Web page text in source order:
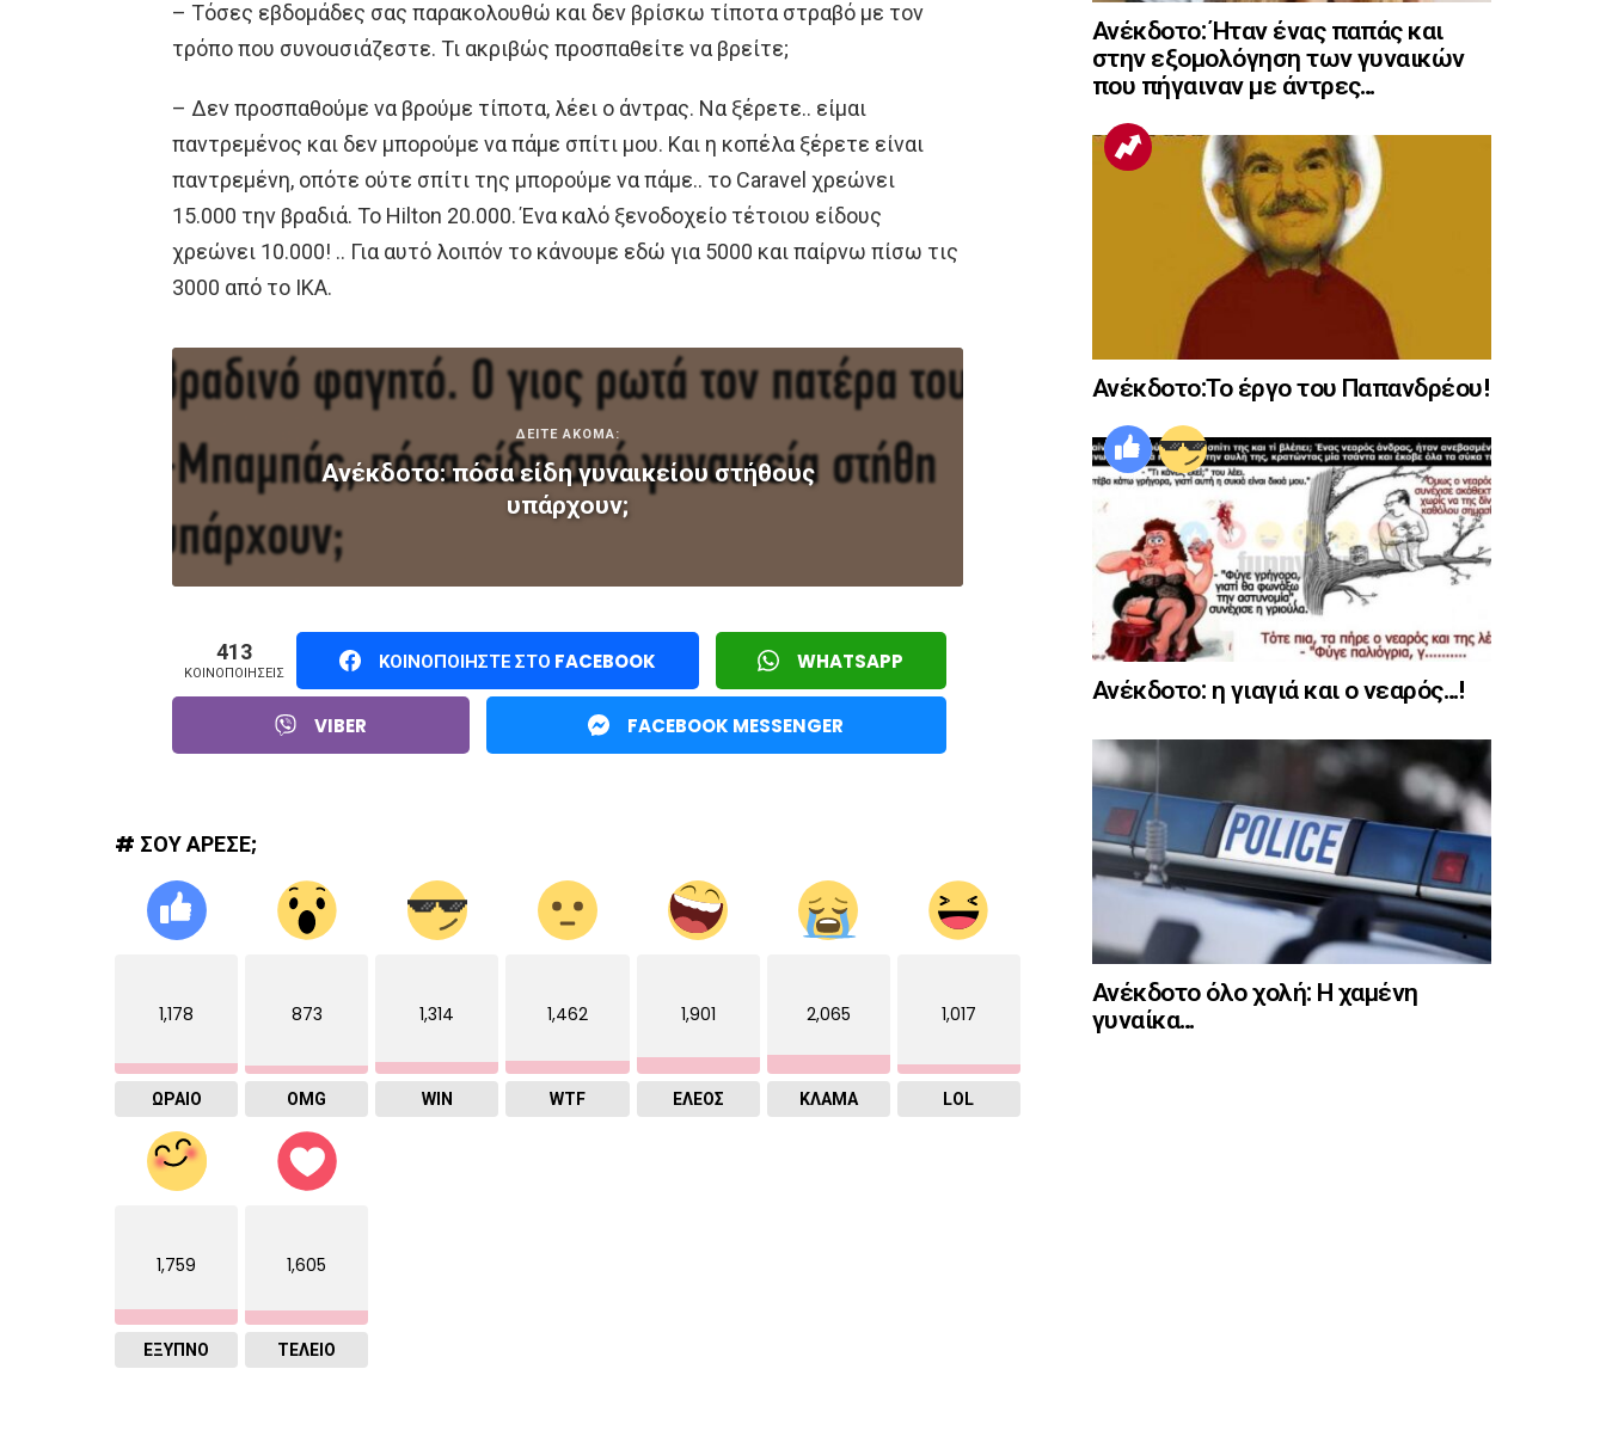
– Τόσες εβδομάδες σας παρακολουθώ και δεν βρίσκω τίποτα στραβό με τον
τρόπο που συνοuσιάζεστε. Τι ακριβώς προσπαθείτε να βρείτε;
– Δεν προσπαθούμε να βρούμε τίποτα, λέει ο άντρας. Να ξέρετε.. είμαι
παντρεμένος και δεν μπορούμε να πάμε σπίτι μου. Και η κοπέλα ξέρετε είναι
παντρεμένη, οπότε ούτε σπίτι της μπορούμε να πάμε.. το Caravel χρεώνει
15.000 την βραδιά. Το Hilton 20.000. Ένα καλό ξενοδοχείο τέτοιου είδους
χρεώνει 10.000! .. Για αυτό λοιπόν το κάνουμε εδώ για 5000 και παίρνω πίσω τις
3000 από το ΙΚΑ.
ΔΕΙΤΕ ΑΚΟΜΑ:
Ανέκδοτο: πόσα είδη γυναικείου στήθους
υπάρχουν;
413
ΚΟΙΝΟΠΟΙΉΣΕΙΣ ΚΟΙΝΟΠΟΙΉΣΤΕ ΣΤΟ FACEBOOK WHATSAPP
VIBER FACEBOOK MESSENGER
# ΣΟΥ ΑΡΕΣΕ;
1,178
ΩΡΑΙΟ
873
OMG
1,314
WIN
1,462
WTF
1,901
ΕΛΕΟΣ
2,065
ΚΛΑΜΑ
1,017
LOL
1,759
ΈΞΥΠΝΟ
1,605
ΤΕΛΕΙΟ
Ανέκδοτο: Ήταν ένας παπάς και
στην εξομολόγηση των γυναικών
που πήγαιναν με άντρες…
Ανέκδοτο:Το έργο του Παπανδρέου!
Ανέκδοτο: η γιαγιά και ο νεαρός…!
Ανέκδοτο όλο χολή: Η χαμένη
γυναίκα…